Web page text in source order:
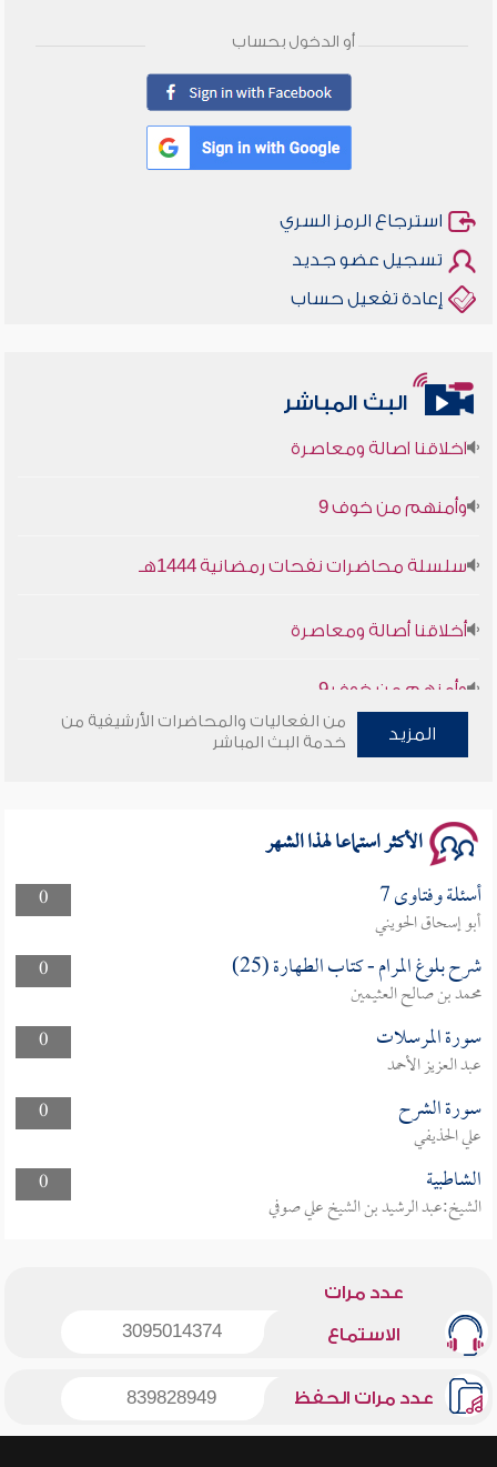
أو الدخول بحساب
استرجاع الرمز السري
تسجيل عضو جديد
إعادة تفعيل حساب
البث المباشر
أخلاقنا أصالة ومعاصرة
سلسلة محاضرات نفحات رمضانية 1444هـ
المزيد
من الفعاليات والمحاضرات الأرشيفية من
خدمة البث المباشر
الأكثر استماعا لهذا الشهر
0 أسئلة وفتاوى 7
أبو إسحاق الحويني
0
شرح بلوغ المرام - كتاب الطهارة (25)
محمد بن صالح العثيمين
0
سورة المرسلات
عبد العزيز الأحمد
0
سورة الشرح
علي الحذيفي
0
الشاطبية
الشيخ:عبد الرشيد بن الشيخ علي صوفي
عدد مرات
الاستماع 3095014374
عدد مرات الحفظ 839828949